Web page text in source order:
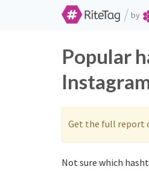
/ by
Popular
Get the full report
Not sure which